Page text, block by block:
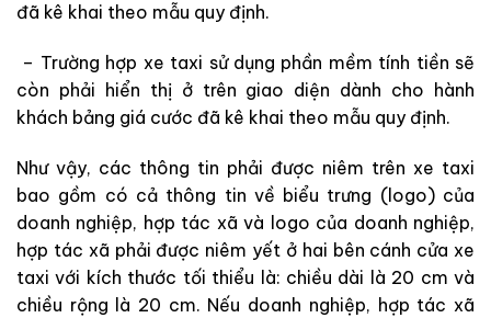
đã kê khai theo mẫu quy định.
– Trường hợp xe taxi sử dụng phần mềm tính tiền sẽ
còn phải hiển thị ở trên giao diện dành cho hành
khách bảng giá cước đã kê khai theo mẫu quy định.
Như vậy, các thông tin phải được niêm trên xe taxi
bao gồm có cả thông tin về biểu trưng (logo) của
doanh nghiệp, hợp tác xã và logo của doanh nghiệp,
hợp tác xã phải được niêm yết ở hai bên cánh cửa xe
taxi với kích thước tối thiểu là: chiều dài là 20 cm và
chiều rộng là 20 cm. Nếu doanh nghiệp, hợp tác xã